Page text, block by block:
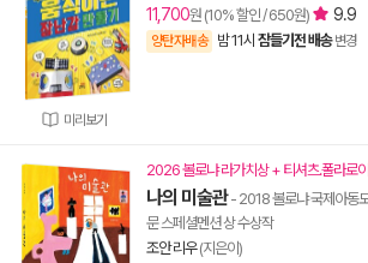
미리보기
11,700원 (10% 할인 / 650원) 9.9
양탄자배송 밤 11시 잠들기전 배송 변경
2026 볼로냐 라가치상 + 티셔츠.폴라로
나의 미술관- 2018 볼로냐 국제아동
문 스페셜멘션 상 수상작
조안 리우(지은이)